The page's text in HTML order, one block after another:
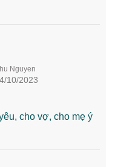
Nguyen
10/2023
cho vợ, cho mẹ ý